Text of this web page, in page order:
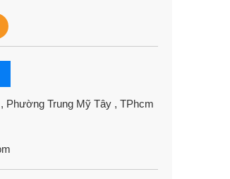
Phường Trung Mỹ Tây , TPhcm